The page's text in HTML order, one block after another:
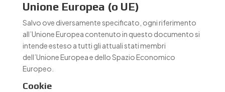
Unione Europea (o UE)
Salvo ove diversamente specificato, ogni riferimento
all’Unione Europea contenuto in questo documento si
intende esteso a tutti gli attuali stati membri
dell’Unione Europea e dello Spazio Economico
Europeo.
Cookie